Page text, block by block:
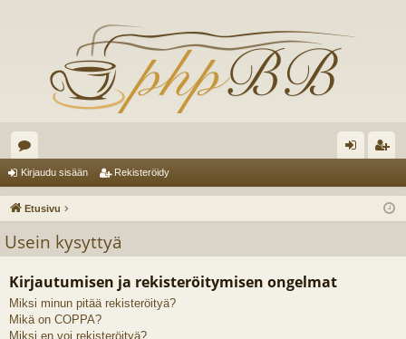
es
ku
el
ua
lu
ee
au
si
ist
öi
Kirjaudu sisään Rekisteröidy
Etusivu
Usein kysyttyä
Kirjautumisen ja rekisteröitymisen ongelmat
Miksi minun pitää rekisteröityä?
Mikä on COPPA?
Miksi en voi rekisteröityä?